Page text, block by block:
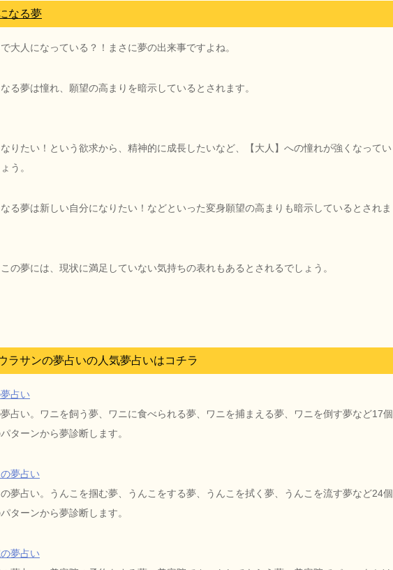
なる夢
大人になっている？！まさに夢の出来事ですよね。
る夢は憧れ、願望の高まりを暗示しているとされます。
りたい！という欲求から、精神的に成長したいなど、【大人】への憧れが強くなってい
う。
る夢は新しい自分になりたい！などといった変身願望の高まりも暗示しているとされま
の夢には、現状に満足していない気持ちの表れもあるとされるでしょう。
ラサンの夢占いの人気夢占いはコチラ
占い
占い。ワニを飼う夢、ワニに食べられる夢、ワニを捕まえる夢、ワニを倒す夢など17個
ターンから夢診断します。
夢占い
夢占い。うんこを掴む夢、うんこをする夢、うんこを拭く夢、うんこを流す夢など24個
ターンから夢診断します。
夢占い